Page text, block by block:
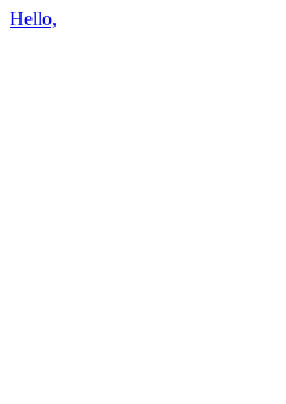
Hello,